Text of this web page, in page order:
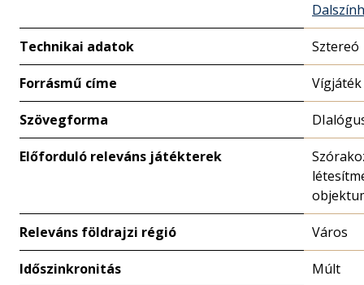
Technikai adatok Sztereó
Forrásmű címe
Szövegforma
Előforduló releváns játékterek
Releváns földrajzi régió Város
Időszinkronitás Múlt